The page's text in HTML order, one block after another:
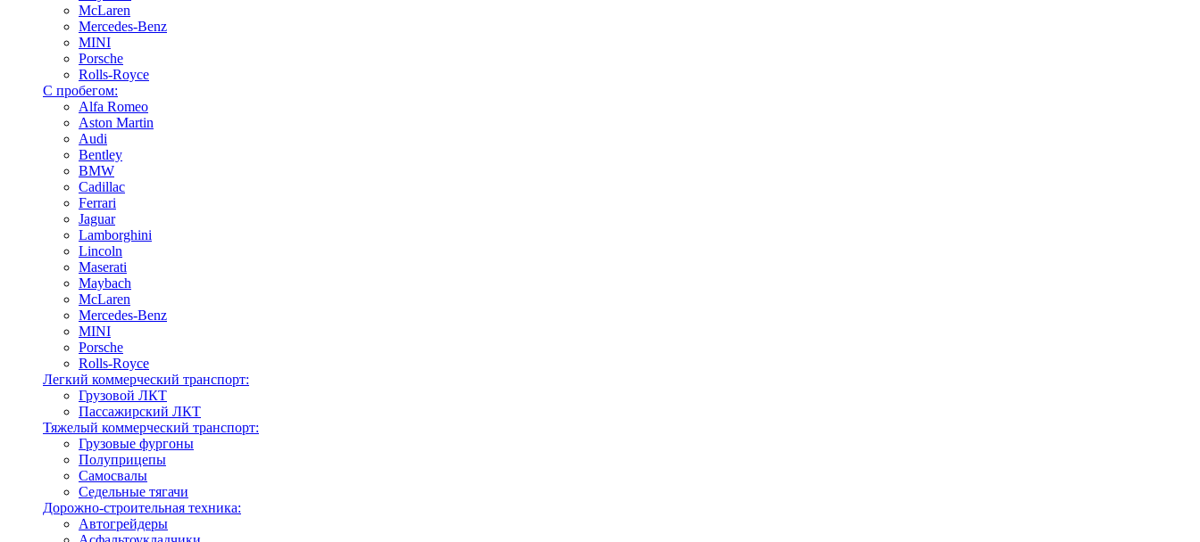
McLaren
Mercedes-Benz
MINI
Porsche
Rolls-Royce
С пробегом:
Alfa Romeo
Aston Martin
Audi
Bentley
BMW
Cadillac
Ferrari
Jaguar
Lamborghini
Lincoln
Maserati
Maybach
McLaren
Mercedes-Benz
MINI
Porsche
Rolls-Royce
Легкий коммерческий транспорт:
Грузовой ЛКТ
Пассажирский ЛКТ
Тяжелый коммерческий транспорт:
Грузовые фургоны
Полуприцепы
Самосвалы
Седельные тягачи
Дорожно-строительная техника:
Автогрейдеры